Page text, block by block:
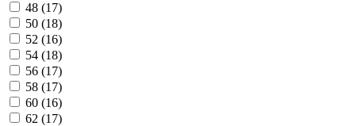
48 (17)
50 (18)
52 (16)
54 (18)
56 (17)
58 (17)
60 (16)
62 (17)